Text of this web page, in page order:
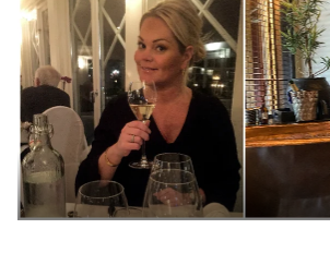
Stammisparet Isabella Sörman och